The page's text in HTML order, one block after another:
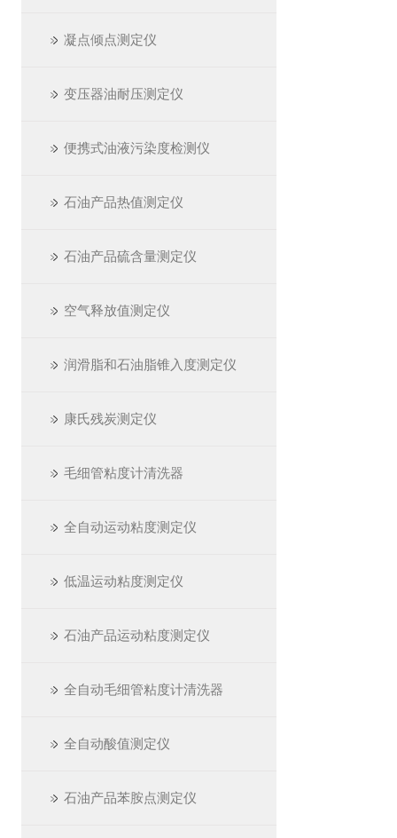
凝点倾点测定仪
变压器油耐压测定仪
便携式油液污染度检测仪
石油产品热值测定仪
石油产品硫含量测定仪
空气释放值测定仪
润滑脂和石油脂锥入度测定仪
康氏残炭测定仪
毛细管粘度计清洗器
全自动运动粘度测定仪
低温运动粘度测定仪
石油产品运动粘度测定仪
全自动毛细管粘度计清洗器
全自动酸值测定仪
石油产品苯胺点测定仪